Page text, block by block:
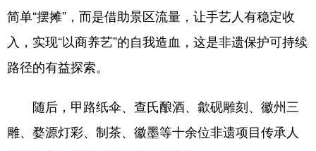
简单“摆摊”，而是借助景区流量，让手艺人有稳定收
入，实现“以商养艺”的自我造血，这是非遗保护可持续
路径的有益探索。
随后，甲路纸伞、查氏酿酒、歙砚雕刻、徽州三
雕、婺源灯彩、制茶、徽墨等十余位非遗项目传承人